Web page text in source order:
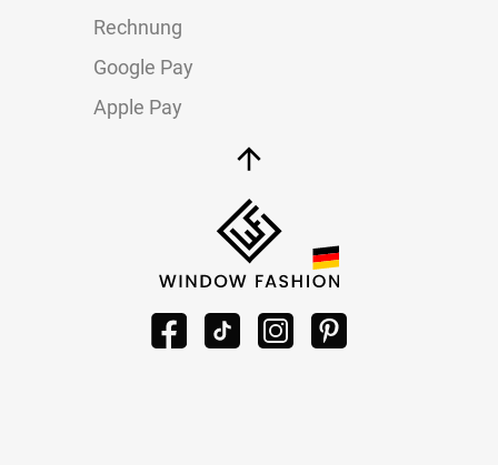
Rechnung
Google Pay
Apple Pay